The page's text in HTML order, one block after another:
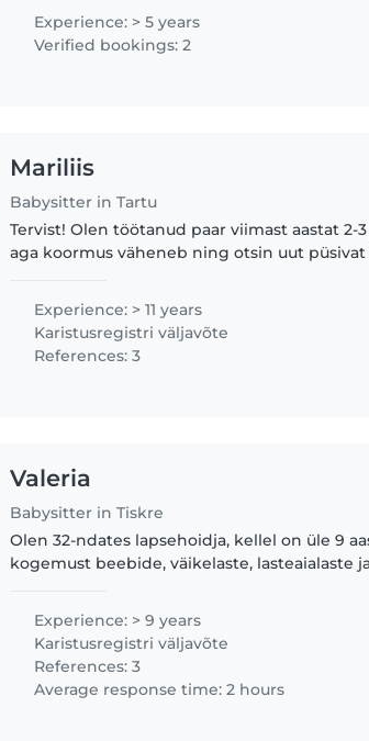
käinud Hispaanias..
Experience: > 5 years
Verified bookings: 2
Mariliis
Babysitter in Tartu
Tervist! Olen töötanud paar viimast aastat 2-3 pere juures,
aga koormus väheneb ning otsin uut
soovides,..
Experience: > 11 years
Karistusregistri väljavõte
References: 3
Valeria
Babysitter in Tiskre
Olen 32-ndates lapsehoidja, kellel on üle 9
kogemust beebide, väikelaste, lasteaialaste
lõbus. Oskan..
Experience: > 9 years
Karistusregistri väljavõte
References: 3
Average response time: 2 hours